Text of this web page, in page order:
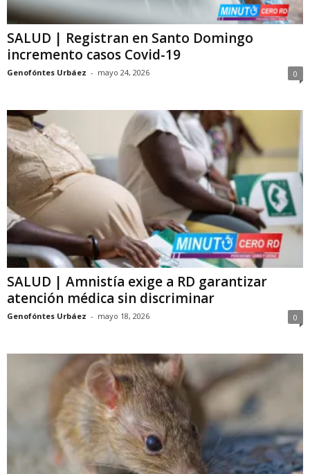
SALUD | Registran en Santo Domingo
incremento casos Covid-19
Genofóntes Urbáez - mayo 24, 2026 0
SALUD | Amnistía exige a RD garantizar
atención médica sin discriminar
Genofóntes Urbáez - mayo 18, 2026 0